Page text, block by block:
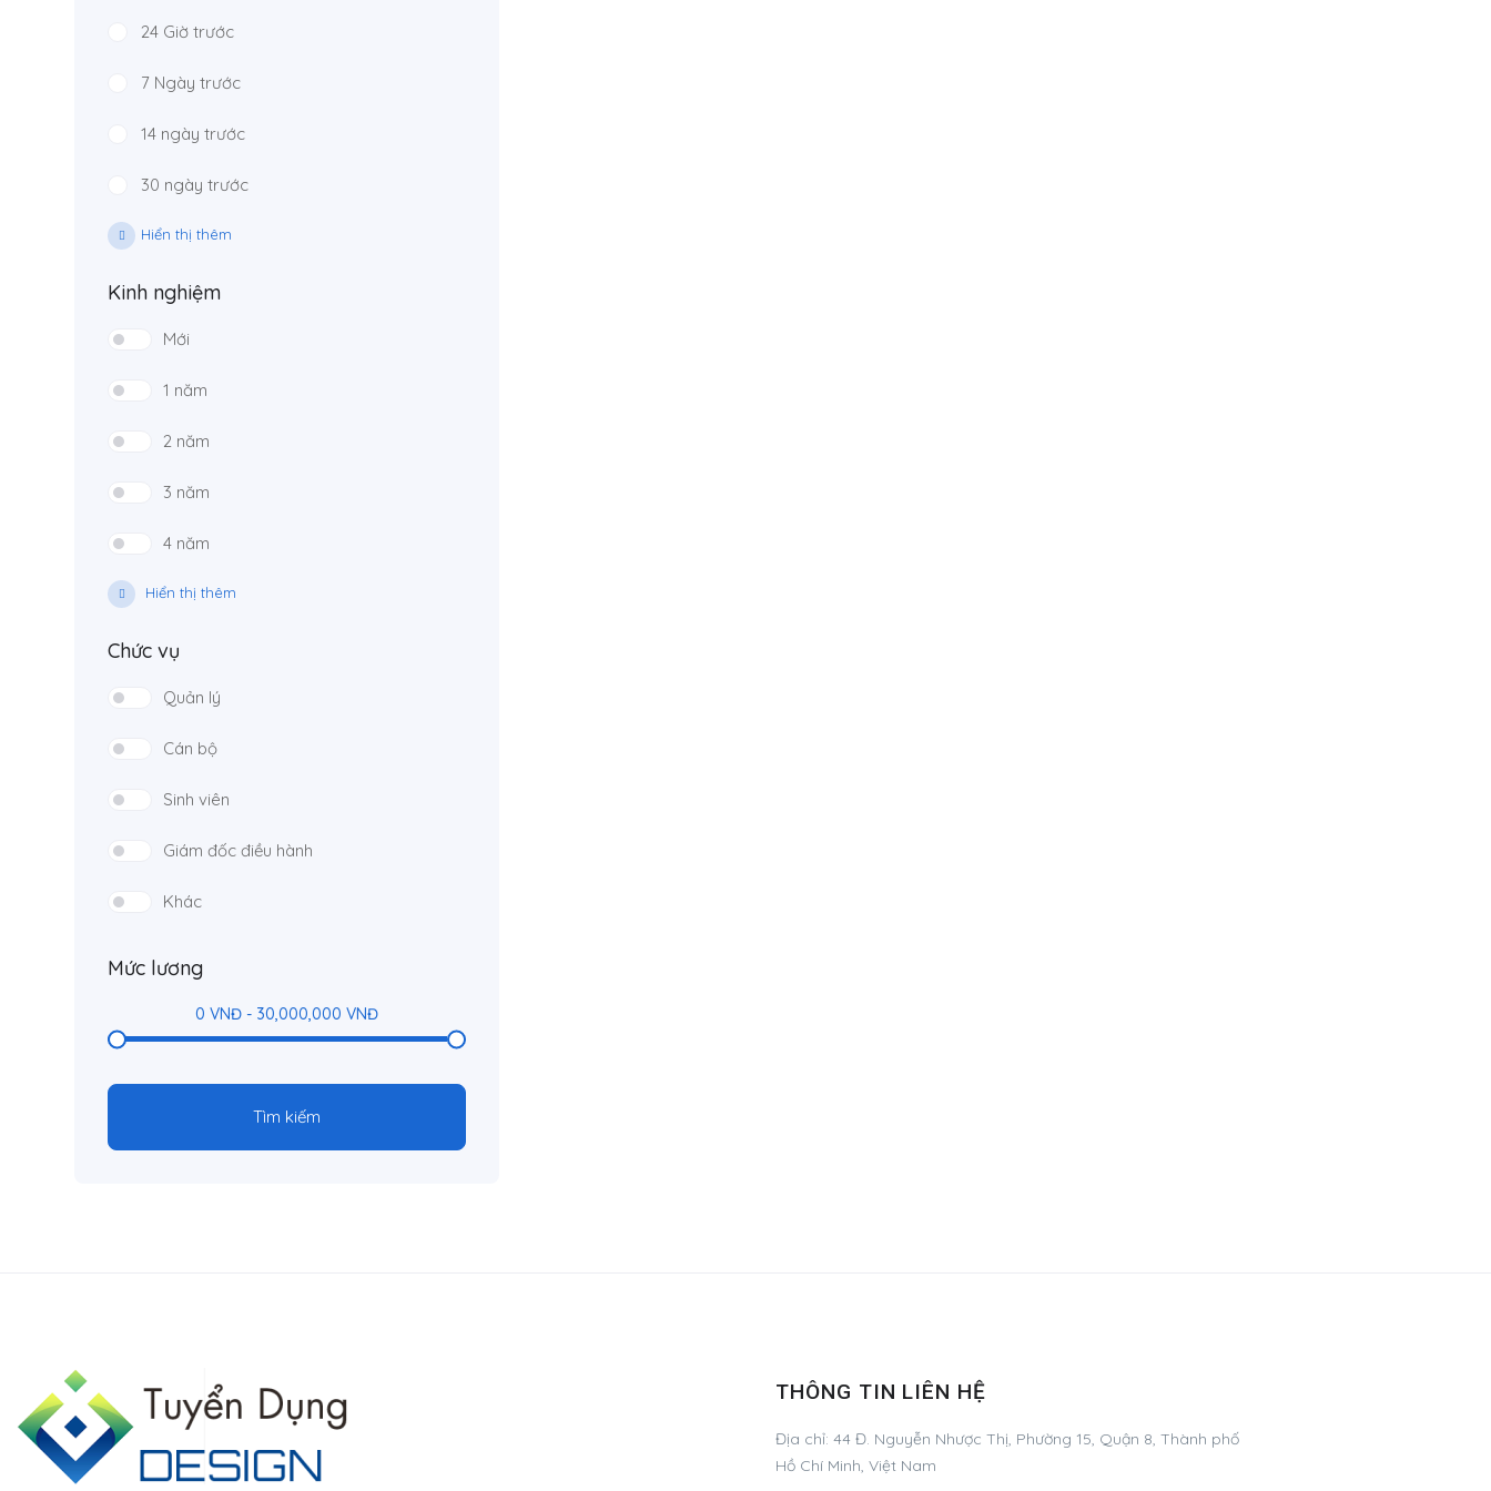
24 Giờ trước
7 Ngày trước
14 ngày trước
30 ngày trước
Hiển thị thêm
Kinh nghiệm
Mới
1 năm
2 năm
3 năm
4 năm
Hiển thị thêm
Chức vụ
Quản lý
Cán bộ
Sinh viên
Giám đốc điều hành
Khác
Mức lương
0 VNĐ - 30,000,000 VNĐ
Tìm kiếm
THÔNG TIN LIÊN HỆ
Địa chỉ: 44 Đ. Nguyễn Nhược Thị, Phường 15, Quận 8, Thành phố
Hồ Chí Minh, Việt Nam